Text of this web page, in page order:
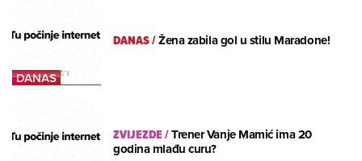
DANAS/Žena zabila gol u stilu Maradone!
ZVIJEZDE/Trener Vanje Mamić ima 20
godina mlađu curu?